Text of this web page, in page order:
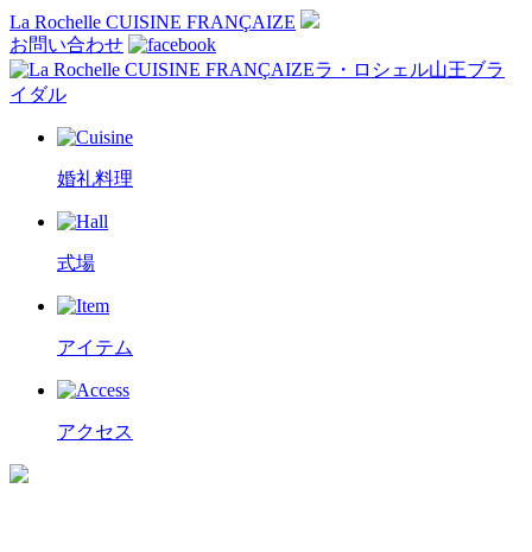
La Rochelle CUISINE FRANÇAIZE
お問い合わせ
ラ・ロシェル山王ブラ
イダル
婚礼料理
式場
アイテム
アクセス